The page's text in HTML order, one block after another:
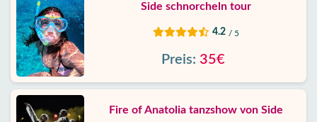
Side schnorcheln tour
4.2 / 5
Preis: 35€
Fire of Anatolia tanzshow von Side